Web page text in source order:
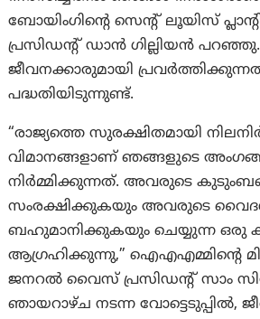
ബോയിംഗിന്റെ സെന്റ് ലൂയിസ്
പ്രസിഡന്റ് ഡാൻ ഗില്ലിയൻ
ജീവനക്കാരുമായി
പദ്ധതിയിടുന്നുണ്ട്.
“രാജ്യത്തെ സുരക്ഷിതമായി
വിമാനങ്ങളാണ് ഞങ്ങളുടെ
നിർമ്മിക്കുന്നത്. അവരുടെ
സംരക്ഷിക്കുകയും അവരുടെ
ബഹുമാനിക്കുകയും ചെയ്യുന്ന ഒരു
ആഗ്രഹിക്കുന്നു,” ഐഎഎമ്മിന്റെ
ജനറൽ വൈസ് പ്രസിഡന്റ് സാം
ഞായറാഴ്ച നടന്ന വോട്ടെടുപ്പിൽ,